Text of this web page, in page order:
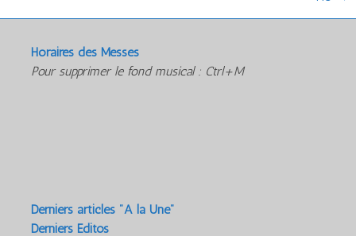
Horaires des Messes
Pour supprimer le fond musical : Ctrl+M
Derniers articles "A la Une"
Derniers Editos